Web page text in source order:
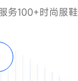
务100+时尚服